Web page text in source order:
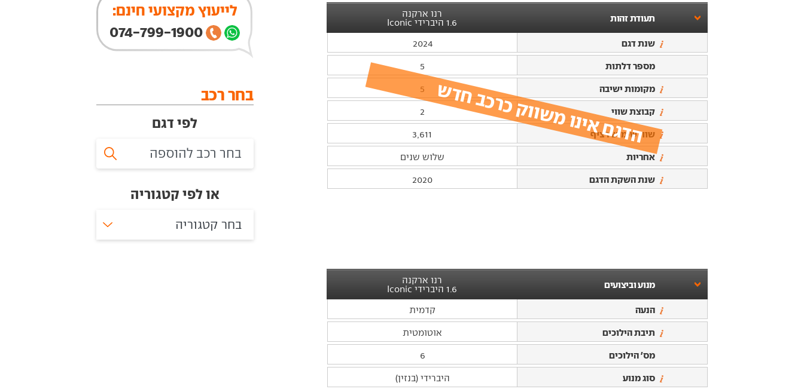
הדגם אינו משווק כרכב חדש
רנו ארקנה
1.6 היברידי Iconic תעודת זהות
שנת דגם 2024
מספר דלתות 5
מקומות ישיבה 5
קבוצת שווי 2
שווי שימוש רציף 3,611
אחריות שלוש שנים
שנת השקת הדגם 2020
רנו ארקנה
1.6 היברידי Iconic מנוע וביצועים
הנעה קדמית
תיבת הילוכים אוטומטית
מס' הילוכים 6
סוג מנוע היברידי (בנזין)
לייעוץ מקצועי חינם:
074-799-1900
בחר רכב
לפי דגם
או לפי קטגוריה
בחר קטגוריה